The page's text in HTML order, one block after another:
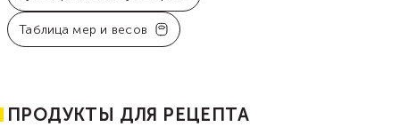
Таблица мер и весов
ПРОДУКТЫ ДЛЯ РЕЦЕПТА